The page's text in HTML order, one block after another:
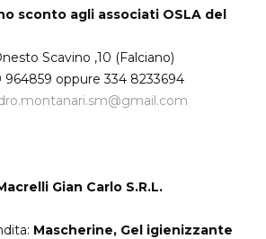
sconto agli associati OSLA del
Scavino ,10 (Falciano)
964859 oppure 334 8233694
Gian Carlo S.R.L.
Mascherine, Gel igienizzante